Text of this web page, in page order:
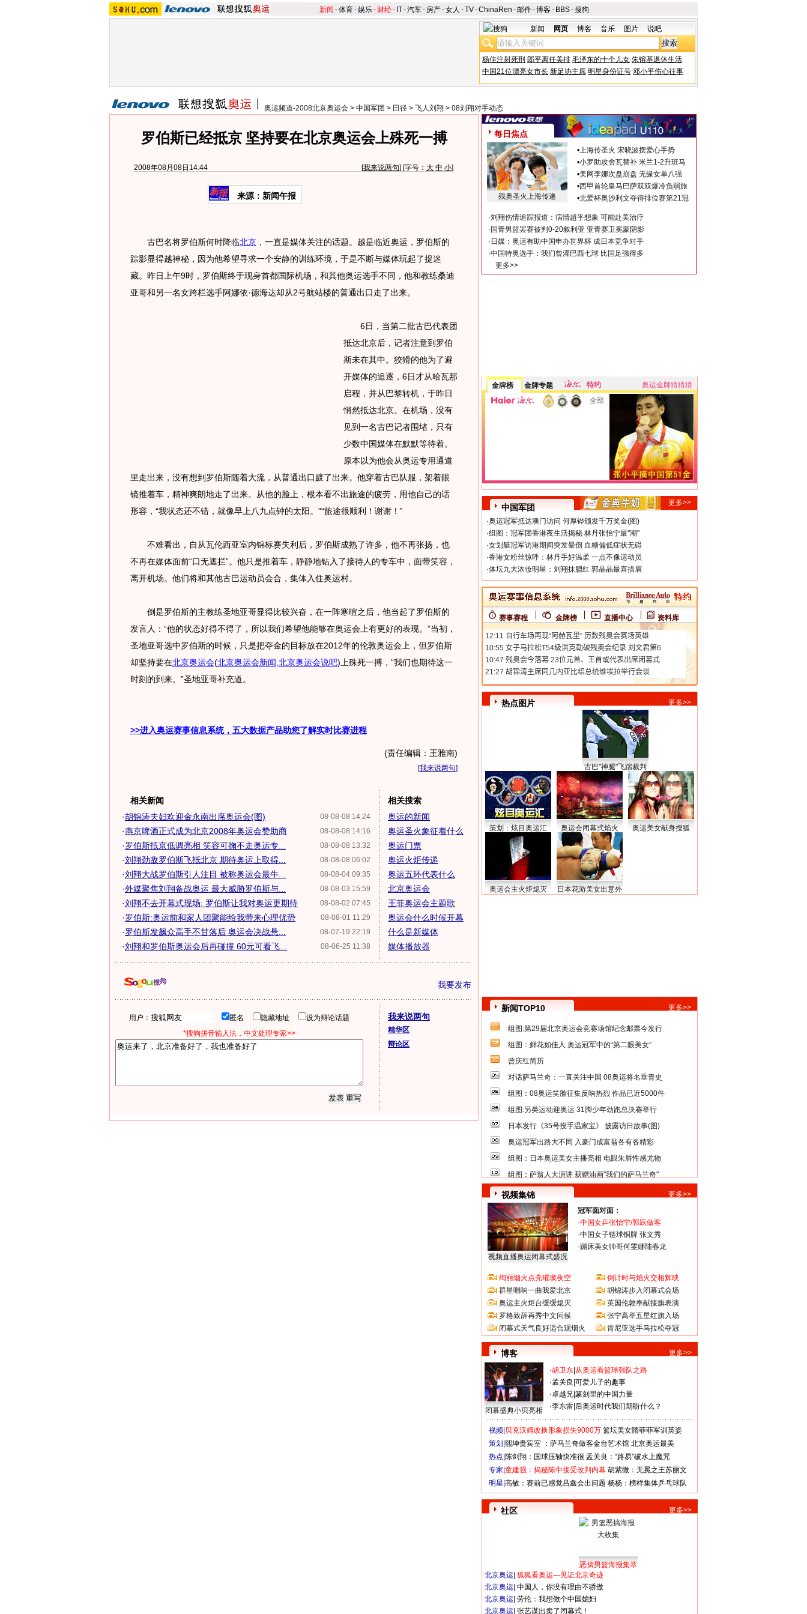
新闻 -体育-娱乐- 财经- IT-汽车- 房产-女人 -TV-ChinaRen -邮件-博客- BBS-搜狗
新闻 网页 博客 音乐 图片 说吧
杨佳注射死刑 郎平离任美排 毛泽东的十个儿女 朱镕基退休生活
中国21位漂亮女市长 新足协主席 明星身份证号 邓小平伤心往事
奥运频道-2008北京奥运会 > 中国军团 > 田径 > 飞人刘翔 > 08刘翔对手动态
罗伯斯已经抵京 坚持要在北京奥运会上殊死一搏
2008年08月08日14:44 [我来说两句] [字号： 大 中 小]
来源：新闻午报
古巴名将罗伯斯何时降临北京，一直是媒体关注的话题。越是临近奥运，罗伯斯的
踪影显得越神秘，因为他希望寻求一个安静的训练环境，于是不断与媒体玩起了捉迷
藏。昨日上午9时，罗伯斯终于现身首都国际机场，和其他奥运选手不同，他和教练桑迪
亚哥和另一名女跨栏选手阿娜依·德海达却从2号航站楼的普通出口走了出来。
6日，当第二批古巴代表团
抵达北京后，记者注意到罗伯
斯未在其中。狡猾的他为了避
开媒体的追逐，6日才从哈瓦那
启程，并从巴黎转机，于昨日
悄然抵达北京。在机场，没有
见到一名古巴记者围堵，只有
少数中国媒体在默默等待着。
原本以为他会从奥运专用通道
里走出来，没有想到罗伯斯随着大流，从普通出口踱了出来。他穿着古巴队服，架着眼
镜推着车，精神爽朗地走了出来。从他的脸上，根本看不出旅途的疲劳，用他自己的话
形容，“我状态还不错，就像早上八九点钟的太阳。”“旅途很顺利！谢谢！”
不难看出，自从瓦伦西亚室内锦标赛失利后，罗伯斯成熟了许多，他不再张扬，也
不再在媒体面前“口无遮拦”。他只是推着车，静静地钻入了接待人的专车中，面带笑容，
离开机场。他们将和其他古巴运动员会合，集体入住奥运村。
倒是罗伯斯的主教练圣地亚哥显得比较兴奋，在一阵寒暄之后，他当起了罗伯斯的
发言人：“他的状态好得不得了，所以我们希望他能够在奥运会上有更好的表现。”当初，
圣地亚哥选中罗伯斯的时候，只是把夺金的目标放在2012年的伦敦奥运会上，但罗伯斯
却坚持要在北京奥运会(北京奥运会新闻 北京奥运会说吧) 上殊死一搏，“我们也期待这一
时刻的到来。”圣地亚哥补充道。
>>进入奥运赛事信息系统，五大数据产品助您了解实时比赛进程
(责任编辑：王雅南)
[我来说两句]
相关新闻
08-08-08 14:24
·胡锦涛夫妇欢迎金永南出席奥运会(图)
08-08-08 14:16
·燕京啤酒正式成为北京2008年奥运会赞助商
08-08-08 13:32
·罗伯斯抵京低调亮相 笑容可掬不走奥运专...
08-08-08 06:02
·刘翔劲敌罗伯斯飞抵北京 期待奥运上取得...
08-08-04 09:35
·刘翔大战罗伯斯引人注目 被称奥运会最牛...
08-08-03 15:59
·外媒聚焦刘翔备战奥运 最大威胁罗伯斯与...
08-08-02 07:45
·刘翔不去开幕式现场: 罗伯斯让我对奥运更期待
08-08-01 11:29
·罗伯斯:奥运前和家人团聚能给我带来心理优势
08-07-19 22:19
·罗伯斯发飙众高手不甘落后 奥运会决战悬...
08-06-25 11:38
·刘翔和罗伯斯奥运会后再碰撞 60元可看飞...
相关搜索
奥运的新闻
奥运圣火象征着什么
奥运门票
奥运火炬传递
奥运五环代表什么
北京奥运会
王菲奥运会主题歌
奥运会什么时候开幕
什么是新媒体
媒体播放器
我要发布
用户： 匿名 隐藏地址
设为辩论话题
*搜狗拼音输入法，中文处理专家>>
我来说两句
精华区
辩论区
每日焦点
残奥圣火上海传递
•上海传圣火 宋晓波摆爱心手势
•小罗助攻舍瓦替补 米兰1-2升班马
•美网李娜次盘崩盘 无缘女单八强
•西甲首轮皇马巴萨双双爆冷负弱旅
•北爱杯奥沙利文夺得排位赛第21冠
·刘翔伤情追踪报道：病情超乎想象 可能赴美治疗
· 国青男篮罢赛被判0-20叙利亚 亚青赛卫冕蒙阴影
· 日媒：奥运有助中国申办世界杯 成日本竞争对手
·中国特奥选手：我们曾灌巴西七球 比国足强得多
更多>>
金牌榜 金牌专题 特约
奥运金牌猜猜猜
全部
中国军团
更多>>
·奥运冠军抵达澳门访问 何厚铧颁发千万奖金(图)
·组图：冠军团香港夜生活揭秘 林丹张怡宁最"潮"
·女划艇冠军访港期间突发晕倒 血糖偏低症状无碍
·香港女粉丝惊呼：林丹手好温柔 一点不像运动员
·体坛九大浓妆明星：刘翔抹腮红 郭晶晶最喜描眉
赛事赛程 金牌榜 直播中心 资料库
热点图片 更多>>
古巴"神腿"飞踹裁判
策划：炫目奥运汇 奥运会闭幕式焰火 奥运美女献身搜狐
奥运会主火炬熄灭 日本花游美女出意外
新闻TOP10 更多>>
组图:第29届北京奥运会竞赛场馆纪念邮票今发行
组图：鲜花如佳人 奥运冠军中的“第二眼美女”
曾庆红简历
对话萨马兰奇：一直关注中国 08奥运将名垂青史
组图：08奥运笑脸征集反响热烈 作品已近5000件
组图:另类运动迎奥运 31脚少年劲跑总决赛举行
日本发行《35号投手温家宝》 披露访日故事(图)
奥运冠军出路大不同 入豪门成富翁各有各精彩
组图：日本奥运美女主播亮相 电眼朱唇性感尤物
组图：萨翁人大演讲 获赠油画"我们的萨马兰奇"
视频集锦 更多>>
视频直播奥运闭幕式盛况
冠军面对面：
·中国女乒张怡宁/郭跃做客
·中国女子链球铜牌 张文秀
·蹦床美女帅哥何雯娜陆春龙
绚丽烟火点亮璀璨夜空
群星唱响一曲我爱北京
奥运主火炬台缓缓熄灭
罗格致辞再秀中文问候
闭幕式天气良好适合观烟火
倒计时与焰火交相辉映
胡锦涛步入闭幕式会场
英国伦敦奉献接旗表演
张宁高举五星红旗入场
肯尼亚选手马拉松夺冠
博客 更多>>
闭幕盛典小贝亮相
·胡卫东 从奥运看篮球强队之路
·孟关良 可爱儿子的趣事
·卓越兄 篆刻里的中国力量
·李东雷 后奥运时代我们期盼什么？
视频| 贝克汉姆改换形象损失9000万 篮坛美女隋菲菲军训英姿
策划| 熙坤贵宾室 ：萨马兰奇做客金台艺术馆 北京奥运最美
热点| 陈剑翔：国球压轴快准很 孟关良：“路易”破水上魔咒
专家| 童建强：揭秘陈中接受改判内幕 胡紫微：无冕之王苏丽文
明星| 高敏：赛前已感觉吕鑫会出问题 杨杨：榜样集体乒乓球队
社区 更多>>
恶搞男篮海报集萃
北京奥运 狐狐看奥运—见证北京奇迹
北京奥运 中国人，你没有理由不骄傲
北京奥运 劳伦：我想做个中国媳妇
北京奥运 张艺谋出卖了闭幕式！